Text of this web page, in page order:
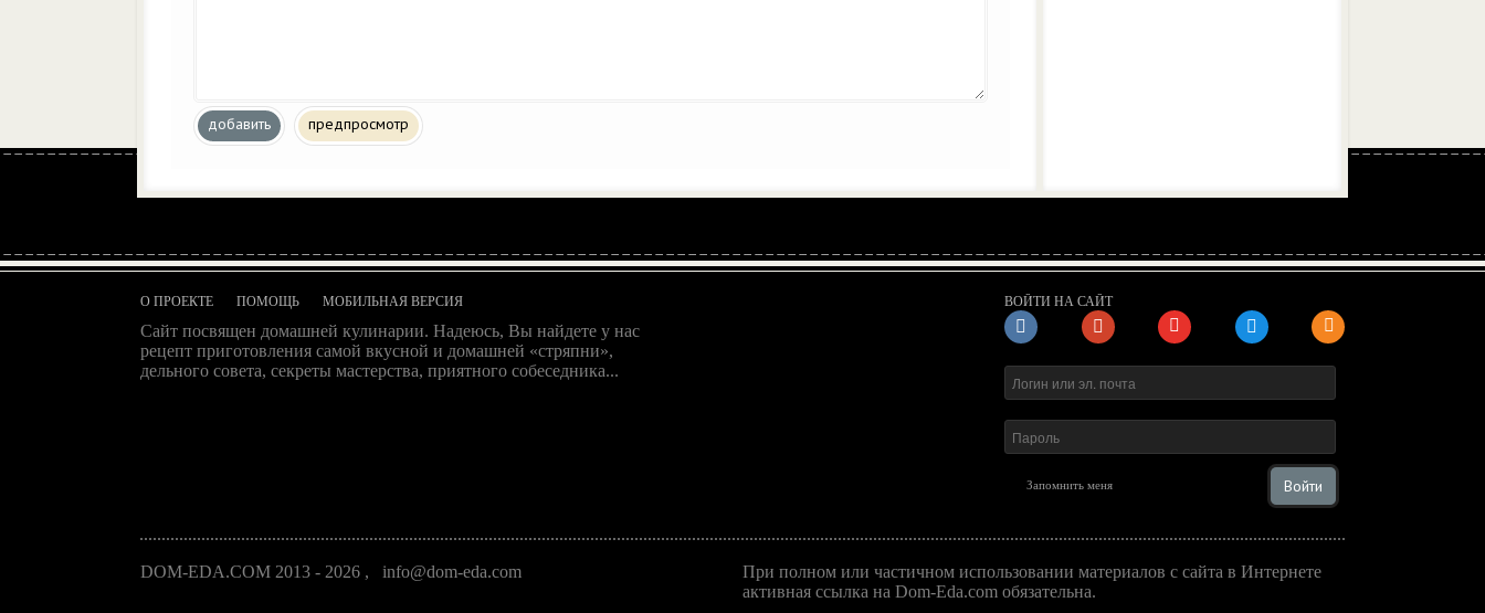
добавить предпросмотр
О ПРОЕКТЕ ПОМОЩЬ МОБИЛЬНАЯ ВЕРСИЯ
Сайт посвящен домашней кулинарии. Надеюсь, Вы найдете у нас
рецепт приготовления самой вкусной и домашней «стряпни»,
дельного совета, секреты мастерства, приятного собеседника...
ВОЙТИ НА САЙТ
Запомнить меня Войти
DOM-EDA.COM 2013 - 2026 , info@dom-eda.com
При полном или частичном использовании материалов с сайта в Интернете
активная ссылка на Dom-Eda.com обязательна.